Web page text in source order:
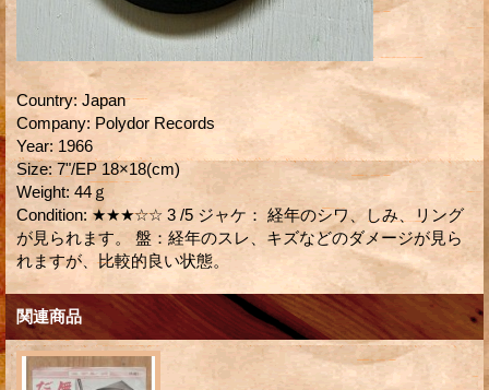
Country: Japan
Company: Polydor Records
Year: 1966
Size: 7"/EP 18×18(cm)
Weight: 44ｇ
Condition: ★★★☆☆ 3 /5 ジャケ： 経年のシワ、しみ、リング
が見られます。 盤：経年のスレ、キズなどのダメージが見ら
れますが、比較的良い状態。
関連商品